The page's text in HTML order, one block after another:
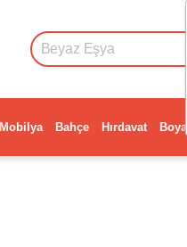
Mobilya Bahçe Hırdavat Boya